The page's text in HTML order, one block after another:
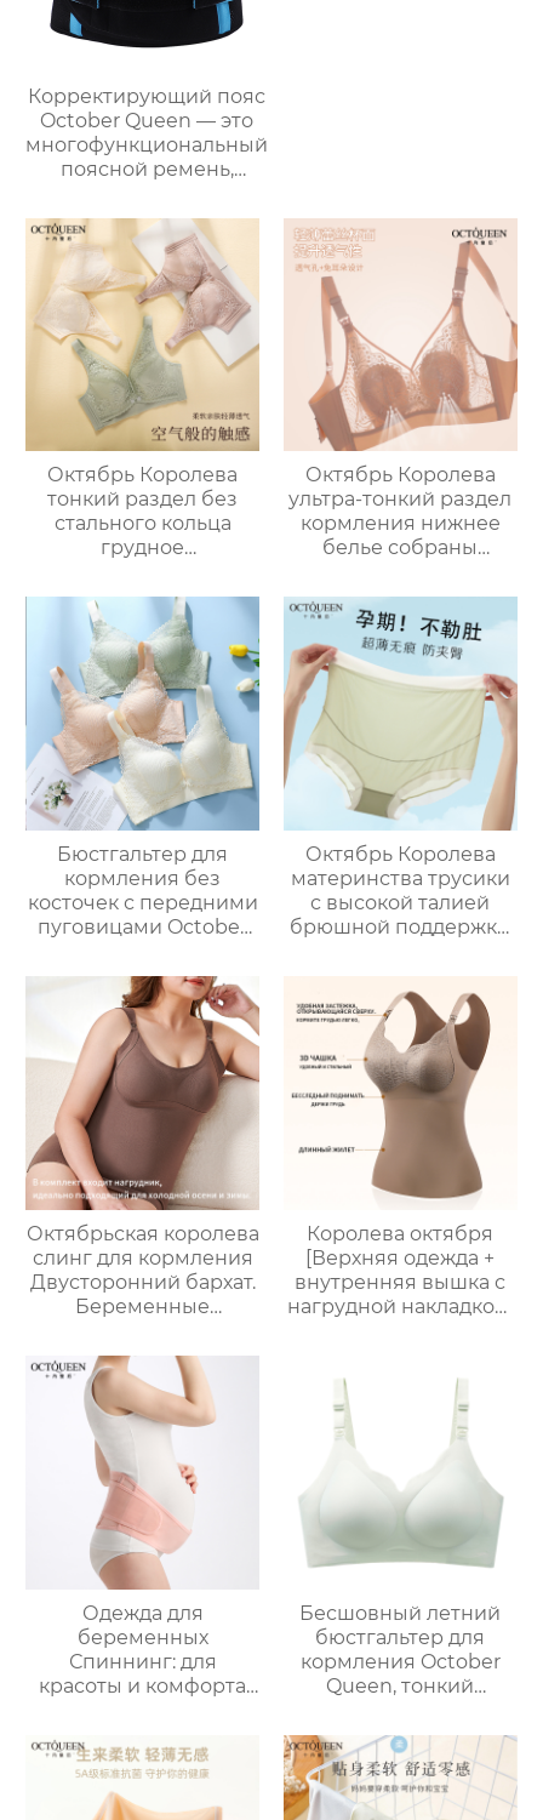
Корректирующий пояс
October Queen — это
многофункциональный
поясной ремень,
удобную поддержку,
контроль живота и
защиту талии.
Октябрь Королева
тонкий раздел без
стального кольца
грудное
нижнее белье
собрались анти-
обвисание
беременности
специальный
бюстгальтер женщин
Октябрь Королева
ультра-тонкий раздел
кормления нижнее
белье собраны
пряжкой анти-
обвисания
беременности
специальный
бюстгальтер женщин
Бюстгальтер для
кормления без
косточек с передними
пуговицами October
дышащий и удобный
для кормления
беременных женщин.
Октябрь Королева
материнства трусики
с высокой талией
брюшной поддержки
большие размеры
средних поздних
беременности без
следа тонкий участок
хлопка промежности
шорты
Октябрьская королева
слинг для кормления
Двусторонний бархат.
Беременные
согреваются Жилет
для кормления
Послеродовое
грудное
вскармливание
термотопы большой
размер
Королева октября
[Верхняя одежда +
внутренняя вышка с
нагрудной накладкой]
для грудного
вскармливания после
родов, дышащий и
Анти-опустошенный
Одежда для
беременных
Спиннинг: для
красоты и комфорта
Бесшовный летний
бюстгальтер для
кормления October
Queen, тонкий
бюстгальтер для
беременных без
косточек, против
провисания